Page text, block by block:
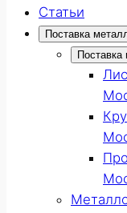
Статьи
Поставка